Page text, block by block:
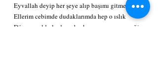
Eyvallah deyip her şeye alıp başımı gitmeliyim
Ellerim cebimde dudaklarımda hep o ıslık
Düşen yıldızlardan başkasını sevmeyeceğim